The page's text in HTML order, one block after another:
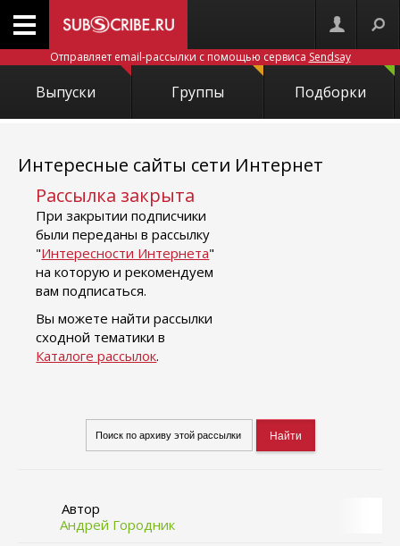
Отправляет email-рассылки с помощью сервиса Sendsay
Выпуски Группы Подборки
Интересные сайты сети Интернет
Рассылка закрыта
При закрытии подписчики
были переданы в рассылку
"Интересности Интернета"
на которую и рекомендуем
вам подписаться.
Вы можете найти рассылки
сходной тематики в
Каталоге рассылок.
Автор
Андрей Городник